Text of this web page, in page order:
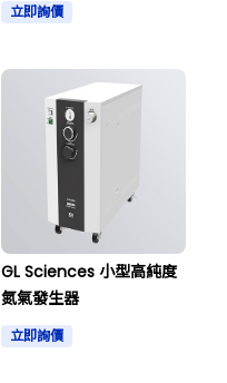
立即詢價
GL Sciences 小型高純度
氮氣發生器
立即詢價